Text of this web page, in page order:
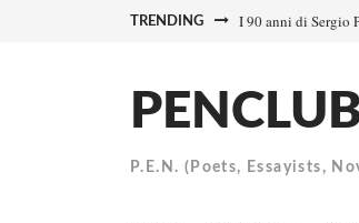
TRENDING I 90 anni di Sergio
P.E.N. (Poets, Essayists,